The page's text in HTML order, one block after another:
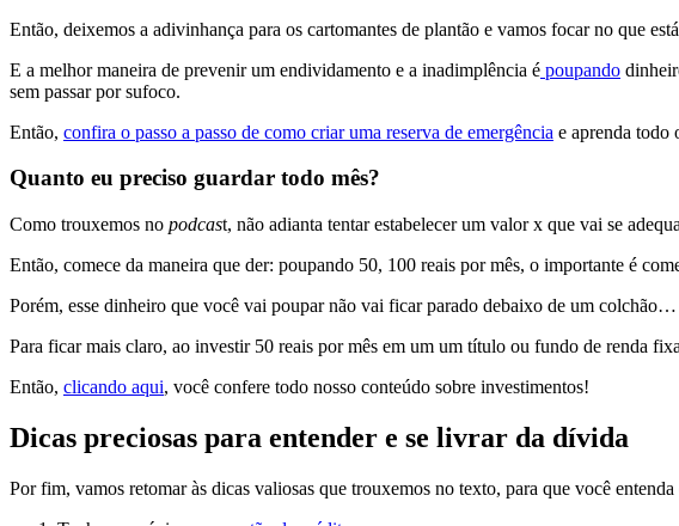
Então, deixemos a adivinhança para os cartomantes de plantão e vamos focar no que
E a melhor maneira de prevenir um endividamento e a inadimplência é poupando
sem passar por sufoco.
Então, confira o passo a passo de como criar uma reserva de emergência e aprenda todo
Quanto eu preciso guardar todo mês?
Como trouxemos no podcast, não adianta tentar estabelecer um valor x que vai se
Então, comece da maneira que der: poupando 50, 100 reais por mês, o importante é
Porém, esse dinheiro que você vai poupar não vai ficar parado debaixo de um
Para ficar mais claro, ao investir 50 reais por mês em um um título ou fundo de renda
Então, clicando aqui, você confere todo nosso conteúdo sobre investimentos!
Dicas preciosas para entender e se livrar da dívida
Por fim, vamos retomar às dicas valiosas que trouxemos no texto, para que você